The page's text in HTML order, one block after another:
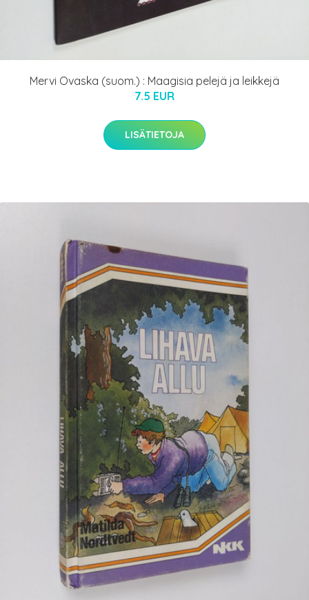
Mervi Ovaska (suom.) : Maagisia pelejä ja leikkejä
7.5 EUR
LISÄTIETOJA